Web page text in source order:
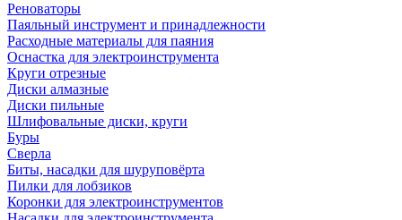
Реноваторы
Паяльный инструмент и принадлежности
Расходные материалы для паяния
Оснастка для электроинструмента
Круги отрезные
Диски алмазные
Диски пильные
Шлифовальные диски, круги
Буры
Сверла
Биты, насадки для шуруповёрта
Пилки для лобзиков
Коронки для электроинструментов